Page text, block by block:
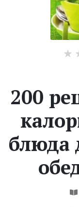
Коллекции
200
блюда